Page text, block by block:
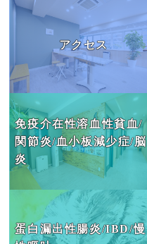
治療方針
免疫介在性疾患
皮膚の病気
胃腸の病気
腎臓の病気
肝臓の病気
目の病気
アクセス
免疫介在性溶血性貧血/
関節炎/血小板減少症/脳
炎
蛋白漏出性腸炎/IBD/慢